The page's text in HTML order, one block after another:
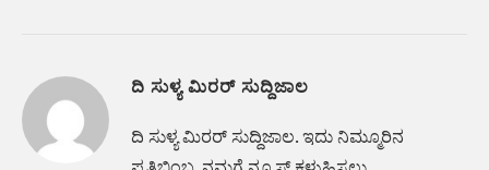
ದಿ ಸುಳ್ಯ ಮಿರರ್ ಸುದ್ದಿಜಾಲ
ದಿ ಸುಳ್ಯ ಮಿರರ್‌ ಸುದ್ದಿಜಾಲ. ಇದು ನಿಮ್ಮೂರಿನ